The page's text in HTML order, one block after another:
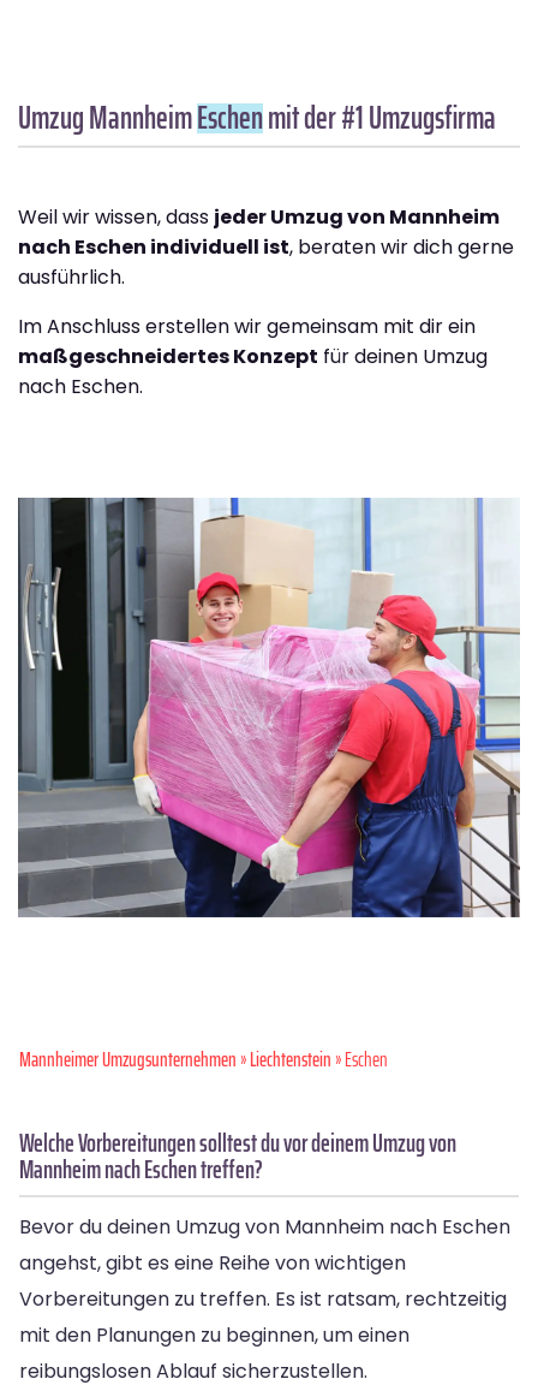
Umzug MannheimEschenmit der #1 Umzugsfirma
Weil wir wissen, dass jeder Umzug von Mannheim
nach Eschen individuell ist, beraten wir dich gerne
ausführlich.
Im Anschluss erstellen wir gemeinsam mit dir ein
maßgeschneidertes Konzept für deinen Umzug
nach Eschen.
Mannheimer Umzugsunternehmen»Liechtenstein» Eschen
Welche Vorbereitungen solltest du vor deinem Umzug von
Mannheim nach Eschen treffen?
Bevor du deinen Umzug von Mannheim nach Eschen
angehst, gibt es eine Reihe von wichtigen
Vorbereitungen zu treffen. Es ist ratsam, rechtzeitig
mit den Planungen zu beginnen, um einen
reibungslosen Ablauf sicherzustellen.